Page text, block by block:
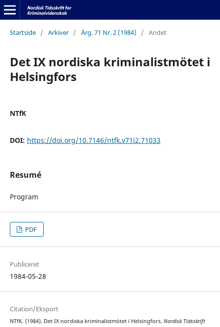
Startside / Arkiver / Årg. 71 Nr. 2 (1984) / Andet
Det IX nordiska kriminalistmötet i
Helsingfors
NTfK
DOI: https://doi.org/10.7146/ntfk.v71i2.71033
Resumé
Program
PDF
Publiceret
1984-05-28
Citation/Eksport
NTfK. (1984). Det IX nordiska kriminalistmötet i Helsingfors. Nordisk Tidsskrift